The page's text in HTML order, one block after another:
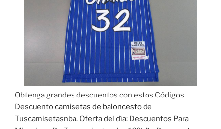
Obtenga grandes descuentos con estos Códigos
Descuentocamisetas de baloncestode
Tuscamisetasnba. Oferta del día: Descuentos Para